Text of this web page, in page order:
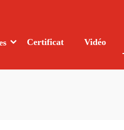
Certificat Vidéo